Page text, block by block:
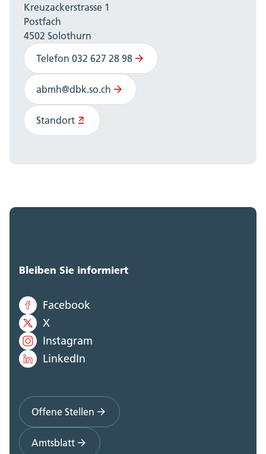
Kreuzackerstrasse 1
Postfach
4502 Solothurn
Telefon 032 627 28 98
abmh@dbk.so.ch
Standort
Bleiben Sie informiert
Facebook
X
Instagram
LinkedIn
Offene Stellen
Amtsblatt